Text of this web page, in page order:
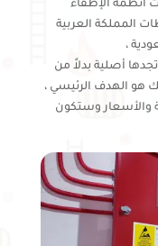
أنظمة الإطفاء
المملكة العربية
،
أصلية بدلاً من
هو الهدف الرئيسي ،
والأسعار وستكون